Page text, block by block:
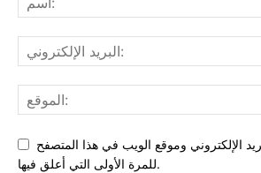
الإلكتروني وموقع الويب في هذا المتصفح
للمرة الأولى التي أعلق فيها.